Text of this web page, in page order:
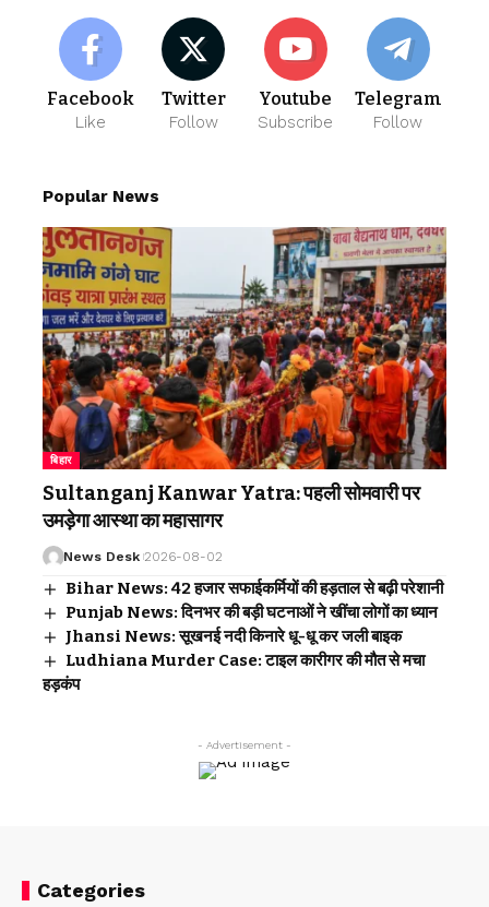
Facebook
Like
Twitter
Follow
Youtube
Subscribe
Telegram
Follow
Popular News
बिहार
Sultanganj Kanwar Yatra: पहली सोमवारी पर
उमड़ेगा आस्था का महासागर
News Desk 2026-08-02
Bihar News: 42 हजार सफाईकर्मियों की हड़ताल से बढ़ी परेशानी
Punjab News: दिनभर की बड़ी घटनाओं ने खींचा लोगों का ध्यान
Jhansi News: सूखनई नदी किनारे धू-धू कर जली बाइक
Ludhiana Murder Case: टाइल कारीगर की मौत से मचा
हड़कंप
- Advertisement -
Categories